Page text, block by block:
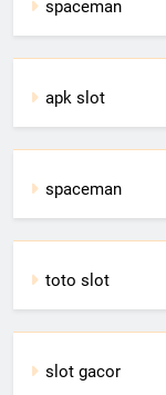
spaceman
apk slot
spaceman
toto slot
slot gacor